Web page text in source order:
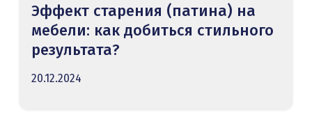
Эффект старения (патина) на
мебели: как добиться стильного
результата?
20.12.2024